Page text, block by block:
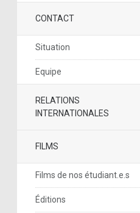
CONTACT
Situation
Equipe
RELATIONS
INTERNATIONALES
FILMS
Films de nos étudiant.e.s
Éditions